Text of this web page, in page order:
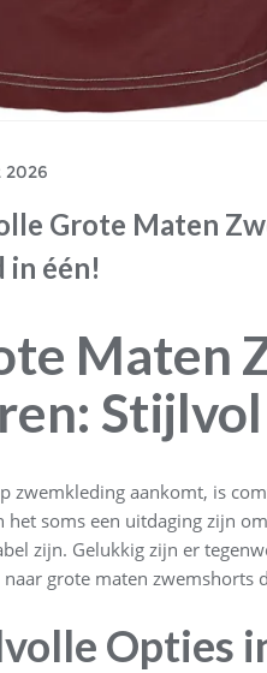
2026
Grote Maten
in één!
Maten
zwemkleding aankomt, is
het soms een uitdaging zijn
zijn. Gelukkig zijn er
naar grote maten zwemshorts
Opties